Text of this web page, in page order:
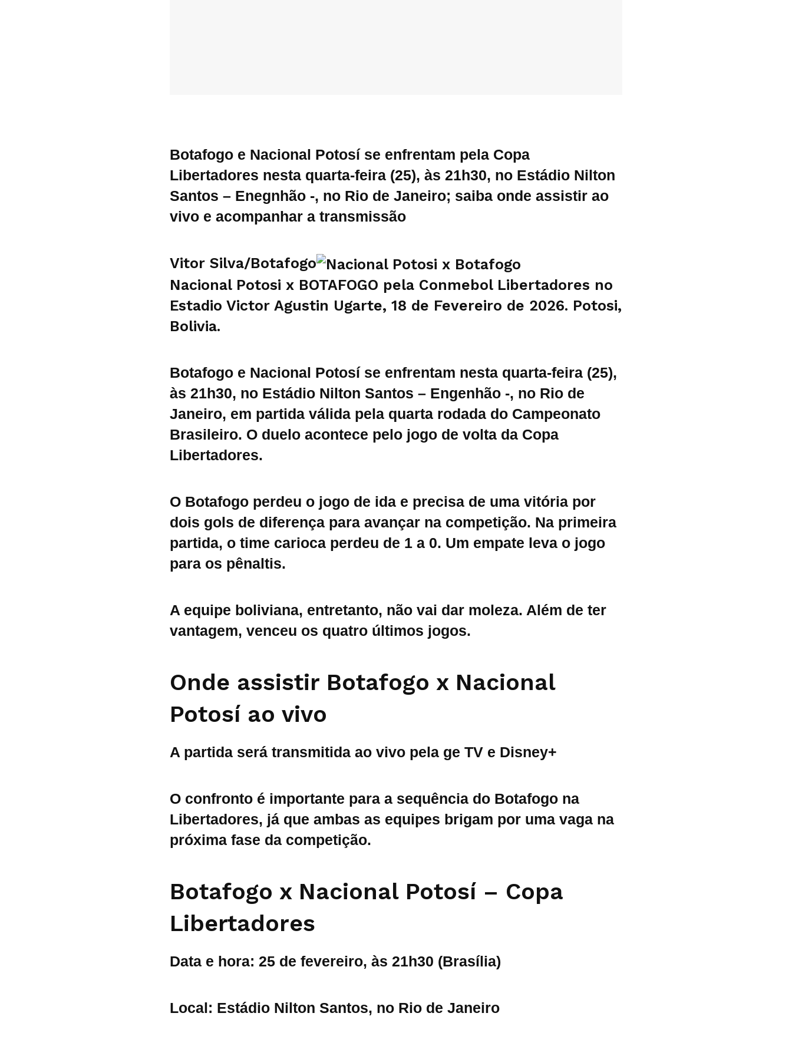
Botafogo e Nacional Potosí se enfrentam pela Copa
Libertadores nesta quarta-feira (25), às 21h30, no Estádio Nilton
Santos – Enegnhão -, no Rio de Janeiro; saiba onde assistir ao
vivo e acompanhar a transmissão
Vitor Silva/Botafogo
Nacional Potosi x BOTAFOGO pela Conmebol Libertadores no
Estadio Victor Agustin Ugarte, 18 de Fevereiro de 2026. Potosi,
Bolivia.
Botafogo e Nacional Potosí se enfrentam nesta quarta-feira (25),
às 21h30, no Estádio Nilton Santos – Engenhão -, no Rio de
Janeiro, em partida válida pela quarta rodada do Campeonato
Brasileiro. O duelo acontece pelo jogo de volta da Copa
Libertadores.
O Botafogo perdeu o jogo de ida e precisa de uma vitória por
dois gols de diferença para avançar na competição. Na primeira
partida, o time carioca perdeu de 1 a 0. Um empate leva o jogo
para os pênaltis.
A equipe boliviana, entretanto, não vai dar moleza. Além de ter
vantagem, venceu os quatro últimos jogos.
Onde assistir Botafogo x Nacional
Potosí ao vivo
A partida será transmitida ao vivo pela ge TV e Disney+
O confronto é importante para a sequência do Botafogo na
Libertadores, já que ambas as equipes brigam por uma vaga na
próxima fase da competição.
Botafogo x Nacional Potosí – Copa
Libertadores
Data e hora: 25 de fevereiro, às 21h30 (Brasília)
Local: Estádio Nilton Santos, no Rio de Janeiro